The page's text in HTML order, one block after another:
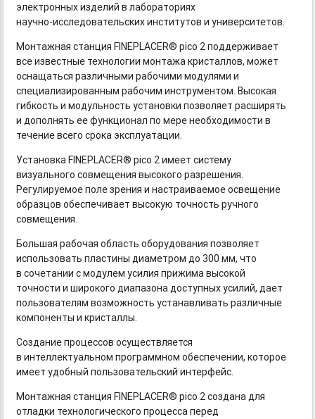
электронных изделий в лабораториях
научно-исследовательскихинститутов и университетов.
Монтажная станция FINEPLACER® pico 2 поддерживает
все известные технологии монтажа кристаллов, может
оснащаться различными рабочими модулями и
специализированным рабочим инструментом. Высокая
гибкость и модульность установки позволяет расширять
и дополнять ее функционал по мере необходимости в
течение всего срока эксплуатации.
Установка FINEPLACER® pico 2 имеет систему
визуального совмещения высокого разрешения.
Регулируемое поле зрения и настраиваемое освещение
образцов обеспечивает высокую точность ручного
совмещения.
Большая рабочая область оборудования позволяет
использовать пластины диаметром до 300 мм, что
в сочетании с модулем усилия прижима высокой
точности и широкого диапазона доступных усилий, дает
пользователям возможность устанавливать различные
компоненты и кристаллы.
Создание процессов осуществляется
в интеллектуальном программном обеспечении, которое
имеет удобный пользовательский интерфейс.
Монтажная станция FINEPLACER® pico 2 создана для
отладки технологического процесса перед